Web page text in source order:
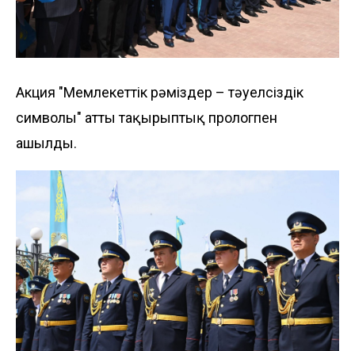
Акция "Мемлекеттік рәміздер – тәуелсіздік
символы" атты тақырыптық прологпен
ашылды.